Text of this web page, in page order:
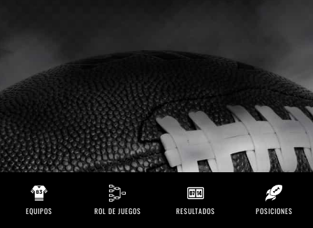
EQUIPOS ROL DE JUEGOS RESULTADOS POSICIONES